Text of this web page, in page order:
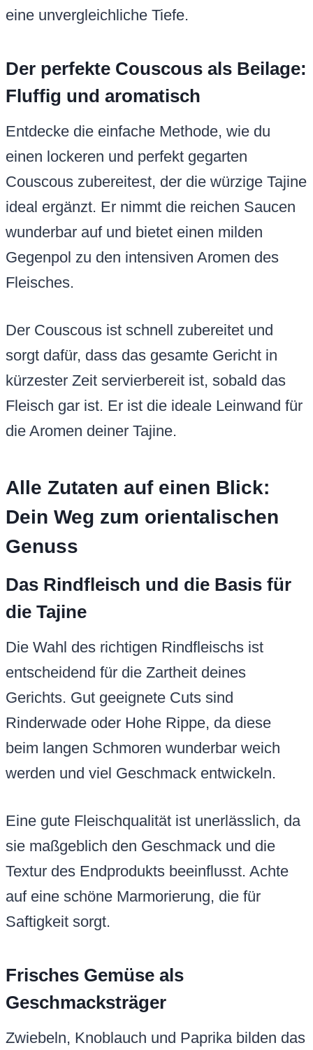
eine unvergleichliche Tiefe.
Der perfekte Couscous als Beilage:
Fluffig und aromatisch
Entdecke die einfache Methode, wie du
einen lockeren und perfekt gegarten
Couscous zubereitest, der die würzige Tajine
ideal ergänzt. Er nimmt die reichen Saucen
wunderbar auf und bietet einen milden
Gegenpol zu den intensiven Aromen des
Fleisches.
Der Couscous ist schnell zubereitet und
sorgt dafür, dass das gesamte Gericht in
kürzester Zeit servierbereit ist, sobald das
Fleisch gar ist. Er ist die ideale Leinwand für
die Aromen deiner Tajine.
Alle Zutaten auf einen Blick:
Dein Weg zum orientalischen
Genuss
Das Rindfleisch und die Basis für
die Tajine
Die Wahl des richtigen Rindfleischs ist
entscheidend für die Zartheit deines
Gerichts. Gut geeignete Cuts sind
Rinderwade oder Hohe Rippe, da diese
beim langen Schmoren wunderbar weich
werden und viel Geschmack entwickeln.
Eine gute Fleischqualität ist unerlässlich, da
sie maßgeblich den Geschmack und die
Textur des Endprodukts beeinflusst. Achte
auf eine schöne Marmorierung, die für
Saftigkeit sorgt.
Frisches Gemüse als
Geschmacksträger
Zwiebeln, Knoblauch und Paprika bilden das